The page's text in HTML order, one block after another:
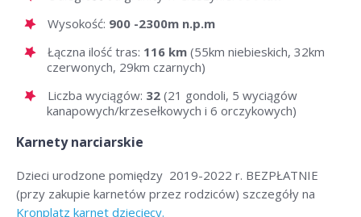
Wysokość: 900 -2300m n.p.m
Łączna ilość tras: 116 km (55km niebieskich, 32km
czerwonych, 29km czarnych)
Liczba wyciągów: 32 (21 gondoli, 5 wyciągów
kanapowych/krzesełkowych i 6 orczykowych)
Karnety narciarskie
Dzieci urodzone pomiędzy 2019-2022 r. BEZPŁATNIE
(przy zakupie karnetów przez rodziców) szczegóły na
Kronplatz karnet dziecięcy.